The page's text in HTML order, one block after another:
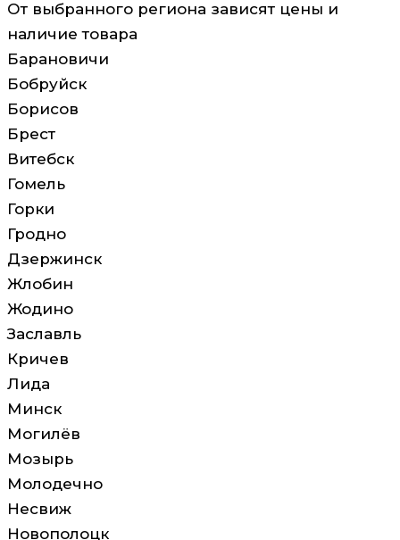
От выбранного региона зависят цены и
наличие товара
Барановичи
Бобруйск
Борисов
Брест
Витебск
Гомель
Горки
Гродно
Дзержинск
Жлобин
Жодино
Заславль
Кричев
Лида
Минск
Могилёв
Мозырь
Молодечно
Несвиж
Новополоцк